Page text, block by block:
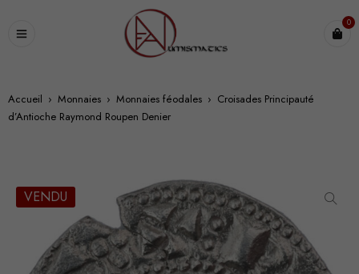
0
Accueil › Monnaies › Monnaies féodales › Croisades Principauté
d’Antioche Raymond Roupen Denier
VENDU